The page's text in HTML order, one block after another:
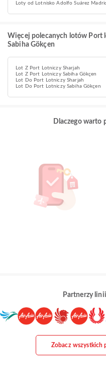
Loty od Lotnisko Adolfo Suárez
Więcej polecanych lotów Port
Sabiha Gökçen
Lot Z Port Lotniczy Sharjah
Lot Z Port Lotniczy Sabiha Gökçen
Lot Do Port Lotniczy Sharjah
Lot Do Port Lotniczy Sabiha Gökçen
Dlaczego warto
Partnerzy
Zobacz wszystkich